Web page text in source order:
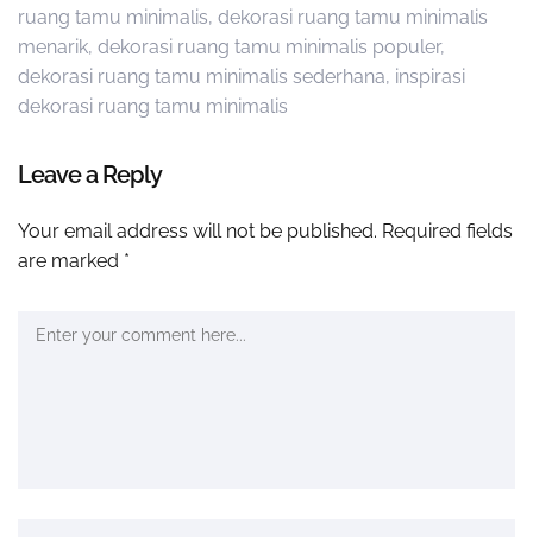
ruang tamu minimalis, dekorasi ruang tamu minimalis
menarik, dekorasi ruang tamu minimalis populer,
dekorasi ruang tamu minimalis sederhana, inspirasi
dekorasi ruang tamu minimalis
Leave a Reply
Your email address will not be published. Required fields
are marked *